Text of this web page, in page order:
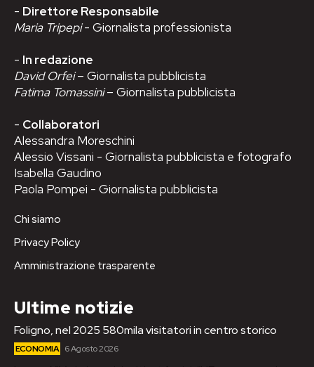
- Direttore Responsabile
Maria Tripepi- Giornalista professionista
- In redazione
David Orfei– Giornalista pubblicista
Fatima Tomassini– Giornalista pubblicista
- Collaboratori
Alessandra Moreschini
Alessio Vissani - Giornalista pubblicista e fotografo
Isabella Gaudino
Paola Pompei - Giornalista pubblicista
Chi siamo
Privacy Policy
Amministrazione trasparente
Ultime notizie
Foligno, nel 2025 580mila visitatori in centro storico
ECONOMIA 6 Agosto 2026